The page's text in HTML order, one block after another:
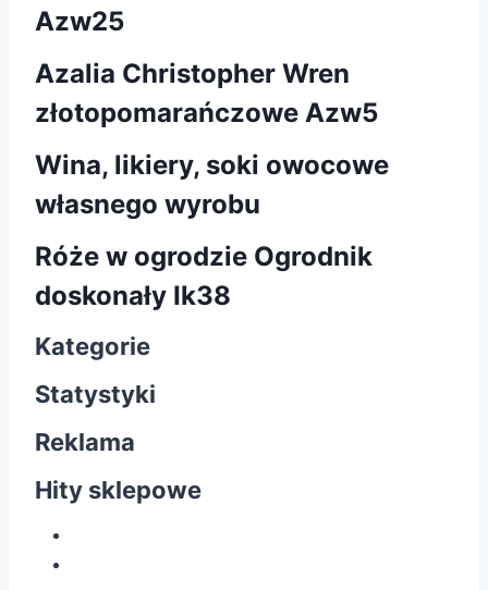
Azw25
Azalia Christopher Wren
złotopomarańczowe Azw5
Wina, likiery, soki owocowe
własnego wyrobu
Róże w ogrodzie Ogrodnik
doskonały Ik38
Kategorie
Statystyki
Reklama
Hity sklepowe